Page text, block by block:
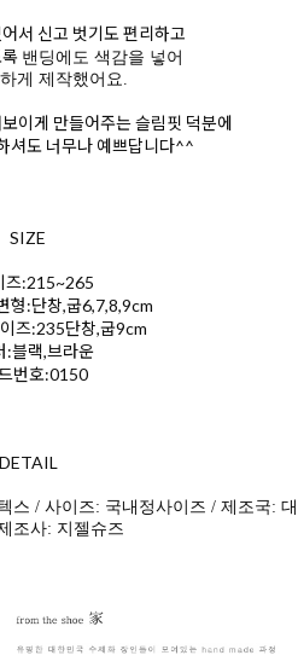
서 신고 벗기도 편리하고
밴딩에도 색감을 넣어
게 제작했어요.
이게 만들어주는 슬림핏 덕분에
셔도 너무나 예쁘답니다^^
SIZE
즈:215~265
형:단창,굽6,7,8,9cm
즈:235단창,굽9cm
:블랙,브라운
번호:0150
DETAIL
스 / 사이즈: 국내정사이즈 / 제조국: 대
조사: 지젤슈즈